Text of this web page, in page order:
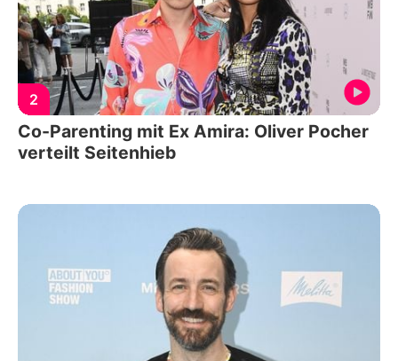
2
Co-Parenting mit Ex Amira: Oliver Pocher
verteilt Seitenhieb